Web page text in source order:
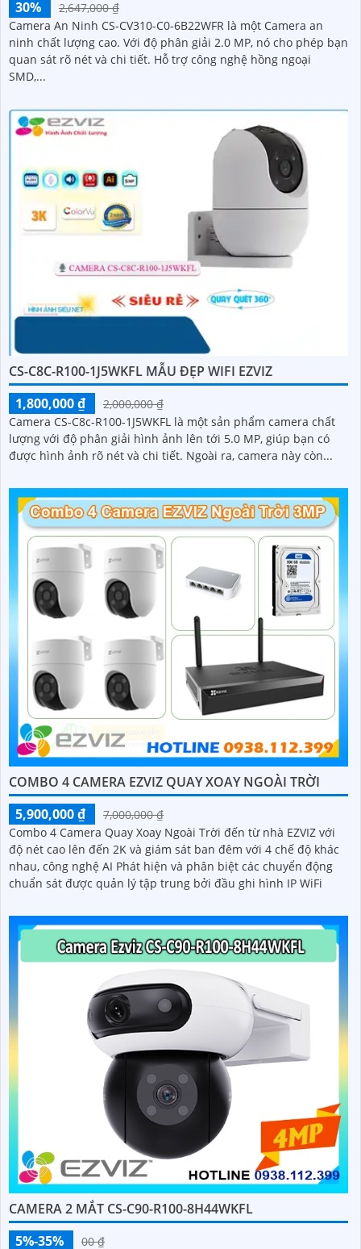
30%
2,647,000 ₫
Camera An Ninh CS-CV310-C0-6B22WFR là một Camera an
ninh chất lượng cao. Với độ phân giải 2.0 MP, nó cho phép bạn
quan sát rõ nét và chi tiết. Hỗ trợ công nghệ hồng ngoại
SMD,...
CS-C8C-R100-1J5WKFL MẪU ĐẸP WIFI EZVIZ
1,800,000 ₫
2,000,000 ₫
Camera CS-C8c-R100-1J5WKFL là một sản phẩm camera chất
lượng với độ phân giải hình ảnh lên tới 5.0 MP, giúp bạn có
được hình ảnh rõ nét và chi tiết. Ngoài ra, camera này còn...
COMBO 4 CAMERA EZVIZ QUAY XOAY NGOÀI TRỜI
5,900,000 ₫
7,000,000 ₫
Combo 4 Camera Quay Xoay Ngoài Trời đến từ nhà EZVIZ với
độ nét cao lên đến 2K và giám sát ban đêm với 4 chế độ khác
nhau, công nghệ AI Phát hiện và phân biệt các chuyển động
chuẩn sát được quản lý tập trung bởi đầu ghi hình IP WiFi
CAMERA 2 MẮT CS-C90-R100-8H44WKFL
5%-35%
00 ₫